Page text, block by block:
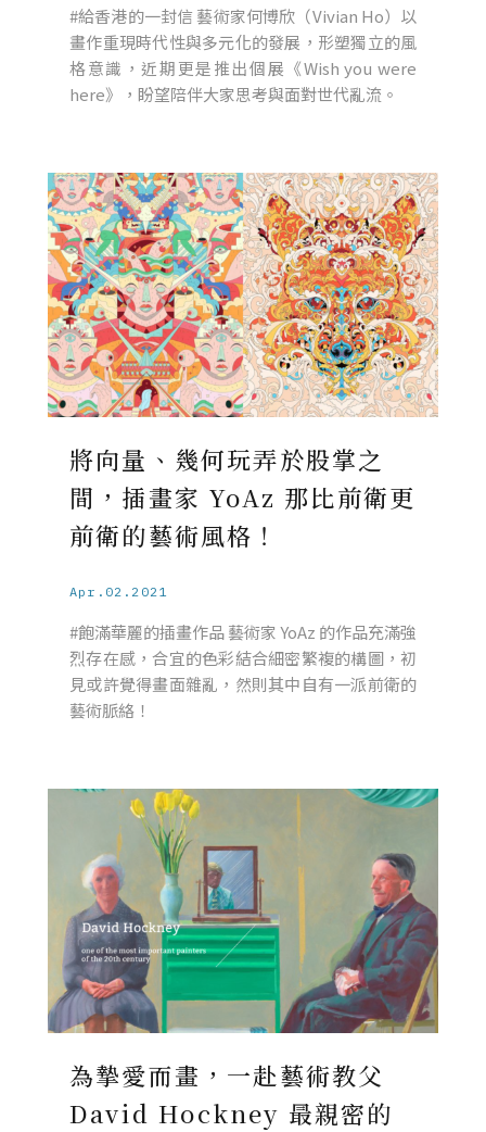
#給香港的一封信 藝術家何博欣（Vivian Ho）以
畫作重現時代性與多元化的發展，形塑獨立的風
格意識，近期更是推出個展《Wish you were
here》，盼望陪伴大家思考與面對世代亂流。
將向量、幾何玩弄於股掌之
間，插畫家 YoAz 那比前衛更
前衛的藝術風格！
Apr.02.2021
#飽滿華麗的插畫作品 藝術家 YoAz 的作品充滿強
烈存在感，合宜的色彩結合細密繁複的構圖，初
見或許覺得畫面雜亂，然則其中自有一派前衛的
藝術脈絡！
為摯愛而畫，一赴藝術教父
David Hockney 最親密的